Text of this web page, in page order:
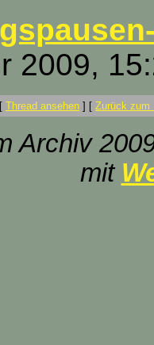
2009,
[ Thread ansehen ] [ Zurück zum
Archiv
mit